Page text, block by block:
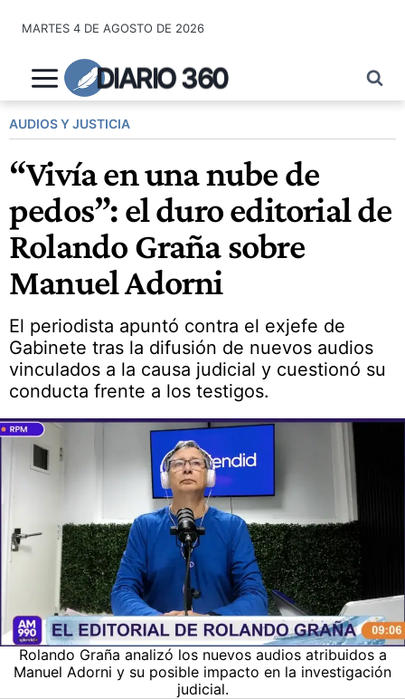
contenido
MARTES 4 DE AGOSTO DE 2026
DIARIO 360
AUDIOS Y JUSTICIA
“Vivía en una nube de
pedos”: el duro editorial de
Rolando Graña sobre
Manuel Adorni
El periodista apuntó contra el exjefe de
Gabinete tras la difusión de nuevos audios
vinculados a la causa judicial y cuestionó su
conducta frente a los testigos.
Rolando Graña analizó los nuevos audios atribuidos a
Manuel Adorni y su posible impacto en la investigación
judicial.